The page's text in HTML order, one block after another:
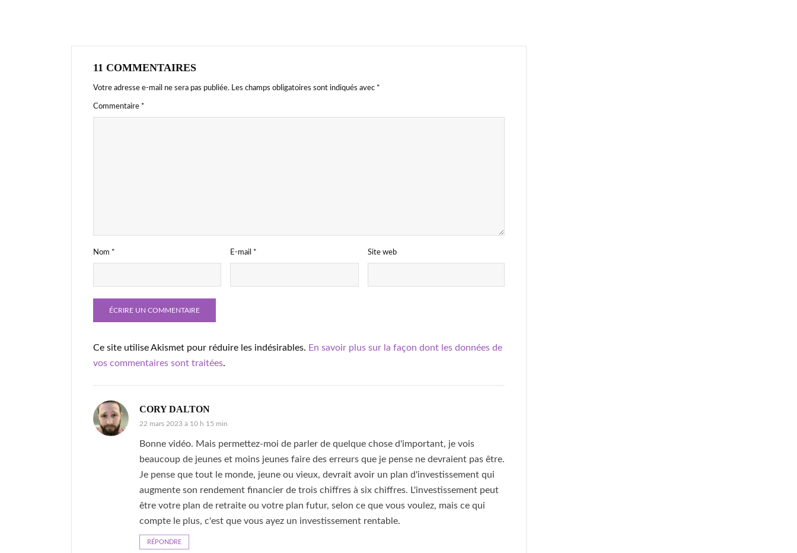
11 COMMENTAIRES
Votre adresse e-mail ne sera pas publiée. Les champs obligatoires sont indiqués avec *
Commentaire *
Nom * E-mail * Site web
Ce site utilise Akismet pour réduire les indésirables. En savoir plus sur la façon dont les données de
vos commentaires sont traitées.
CORY DALTON
22 mars 2023 à 10 h 15 min
Bonne vidéo. Mais permettez-moi de parler de quelque chose d'important, je vois
beaucoup de jeunes et moins jeunes faire des erreurs que je pense ne devraient pas être.
Je pense que tout le monde, jeune ou vieux, devrait avoir un plan d'investissement qui
augmente son rendement financier de trois chiffres à six chiffres. L'investissement peut
être votre plan de retraite ou votre plan futur, selon ce que vous voulez, mais ce qui
compte le plus, c'est que vous ayez un investissement rentable.
RÉPONDRE